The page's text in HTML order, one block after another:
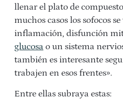
llenar el plato de
muchos casos los sofocos
inflamación, disfunción
glucosa o un sistema
también es interesante
trabajen en esos frentes».
Entre ellas subraya estas: